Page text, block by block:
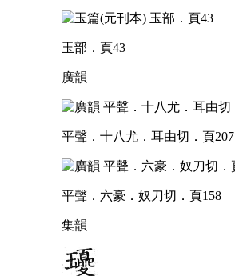
玉部．頁43
廣韻
平聲．十八尤．耳由切．頁207
平聲．六豪．奴刀切．頁158
集韻